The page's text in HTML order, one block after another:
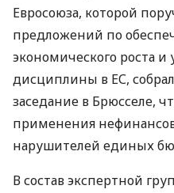
Евросоюза, которой
предложений по
экономического роста
дисциплины в ЕС,
заседание в Брюсселе,
применения
нарушителей единых
В состав экспертной